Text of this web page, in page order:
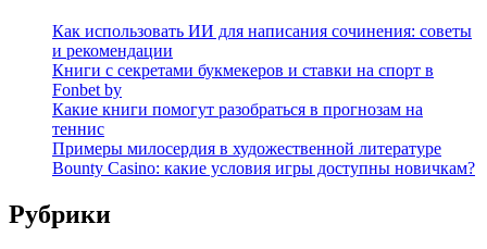
Как использовать ИИ для написания сочинения: советы
и рекомендации
Книги с секретами букмекеров и ставки на спорт в
Fonbet by
Какие книги помогут разобраться в прогнозам на
теннис
Примеры милосердия в художественной литературе
Bounty Casino: какие условия игры доступны новичкам?
Рубрики